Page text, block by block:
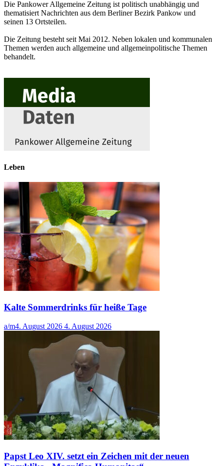
Die Pankower Allgemeine Zeitung ist politisch unabhängig und
thematisiert Nachrichten aus dem Berliner Bezirk Pankow und
seinen 13 Ortsteilen.
Die Zeitung besteht seit Mai 2012. Neben lokalen und kommunalen
Themen werden auch allgemeine und allgemeinpolitische Themen
behandelt.
Leben
Kalte Sommerdrinks für heiße Tage
a/m4. August 2026 4. August 2026
Papst Leo XIV. setzt ein Zeichen mit der neuen